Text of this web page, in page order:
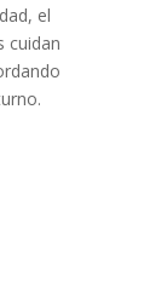
el
cuidan